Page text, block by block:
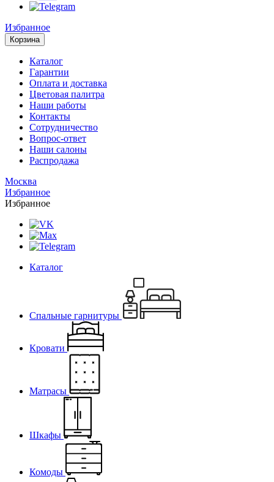
Избранное
Корзина
Каталог
Гарантии
Оплата и доставка
Цветовая палитра
Наши работы
Контакты
Сотрудничество
Вопрос-ответ
Наши салоны
Распродажа
Москва
Избранное
Избранное
Каталог
Спальные гарнитуры
Кровати
Матрасы
Шкафы
Комоды